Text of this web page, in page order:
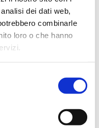
dei dati web,
combinarle
loro o che hanno